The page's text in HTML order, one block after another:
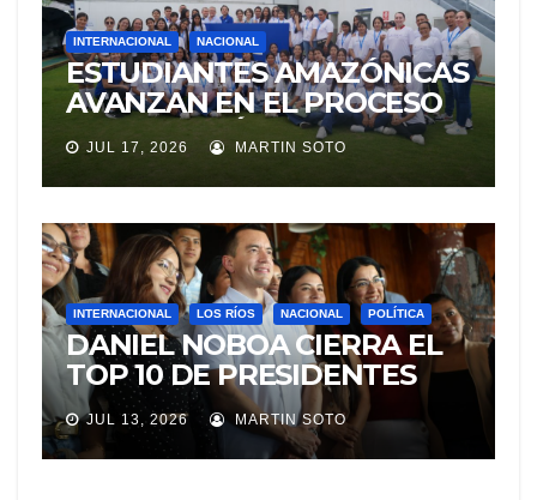
INTERNACIONAL NACIONAL
ESTUDIANTES AMAZÓNICAS
AVANZAN EN EL PROCESO
DE SELECCIÓN PARA
REPRESENTAR A ECUADOR
EN EXPERIENCIA
EDUCATIVA DE LA NASA
JUL 17, 2026 MARTIN SOTO
INTERNACIONAL LOS RÍOS NACIONAL POLÍTICA
DANIEL NOBOA CIERRA EL
TOP 10 DE PRESIDENTES
CON MEJOR IMAGEN EN
AMÉRICA LATINA
JUL 13, 2026 MARTIN SOTO